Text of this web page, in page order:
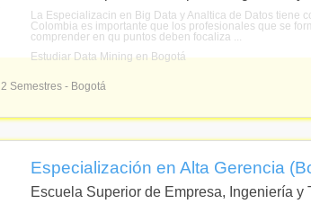
La Especializacin en Big Data y Analtica de Datos tiene
Colombia es importante que los profesionales que se
comprender en qu puntos deben focaliza ...
Estudiar Data Mining en Bogotá
Semestres - Bogotá
Especialización en Alta Gerencia
Escuela Superior de Empresa, Ingeniería y